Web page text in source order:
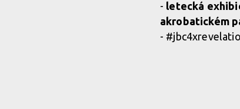
- letecká
akrobatickém
-